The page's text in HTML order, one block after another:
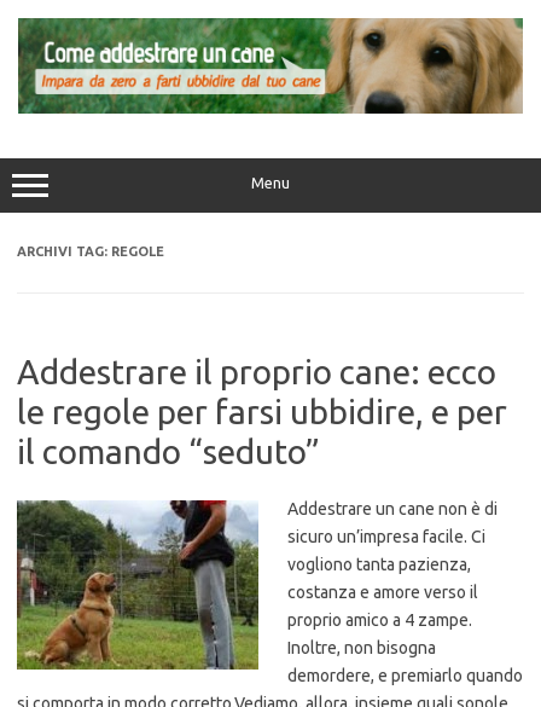
contenuto
Menu
ARCHIVI TAG: REGOLE
Addestrare il proprio cane: ecco
le regole per farsi ubbidire, e per
il comando “seduto”
Addestrare un cane non è di
sicuro un’impresa facile. Ci
vogliono tanta pazienza,
costanza e amore verso il
proprio amico a 4 zampe.
Inoltre, non bisogna
demordere, e premiarlo quando